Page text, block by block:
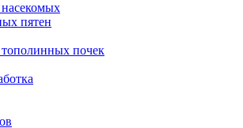
пятен
тополинных почек